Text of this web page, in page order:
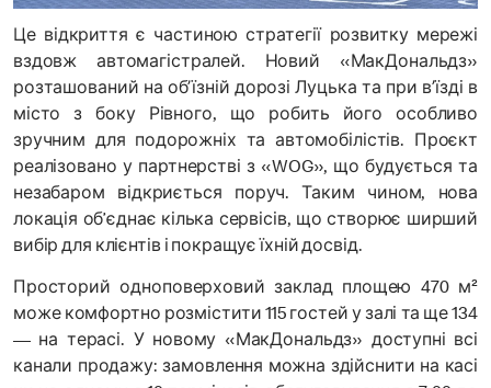
Це відкриття є частиною стратегії розвитку мережі
вздовж автомагістралей. Новий «МакДональдз»
розташований на обʼїзній дорозі Луцька та при вʼїзді в
місто з боку Рівного, що робить його особливо
зручним для подорожніх та автомобілістів. Проєкт
реалізовано у партнерстві з «WOG», що будується та
незабаром відкриється поруч. Таким чином, нова
локація об’єднає кілька сервісів, що створює ширший
вибір для клієнтів і покращує їхній досвід.
Просторий одноповерховий заклад площею 470 м²
може комфортно розмістити 115 гостей у залі та ще 134
— на терасі. У новому «МакДональдз» доступні всі
канали продажу: замовлення можна здійснити на касі